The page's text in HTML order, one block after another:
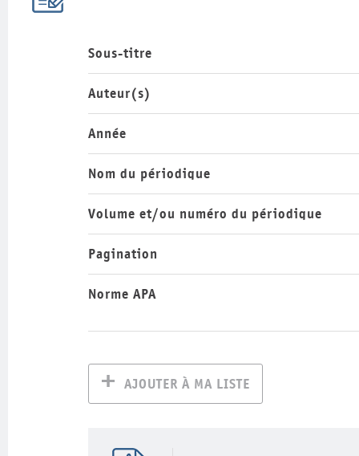
Sous-titre
Auteur(s)
Année
Nom du périodique
Volume et/ou numéro du périodique
Pagination
Norme APA
AJOUTER À MA LISTE